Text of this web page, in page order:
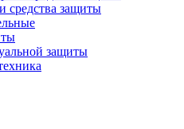
средства защиты
защиты